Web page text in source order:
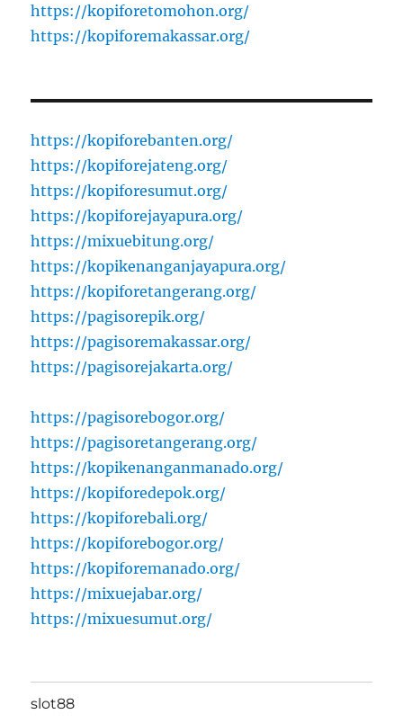
https://kopiforetomohon.org/
https://kopiforemakassar.org/
https://kopiforebanten.org/
https://kopiforejateng.org/
https://kopiforesumut.org/
https://kopiforejayapura.org/
https://mixuebitung.org/
https://kopikenanganjayapura.org/
https://kopiforetangerang.org/
https://pagisorepik.org/
https://pagisoremakassar.org/
https://pagisorejakarta.org/
https://pagisorebogor.org/
https://pagisoretangerang.org/
https://kopikenanganmanado.org/
https://kopiforedepok.org/
https://kopiforebali.org/
https://kopiforebogor.org/
https://kopiforemanado.org/
https://mixuejabar.org/
https://mixuesumut.org/
slot88